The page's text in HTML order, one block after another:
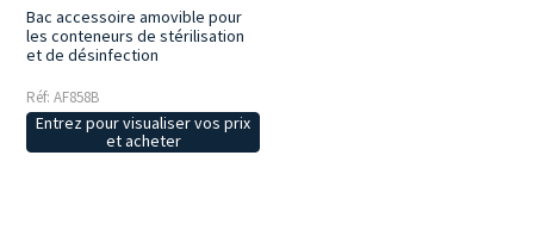
Bac accessoire amovible pour
les conteneurs de stérilisation
et de désinfection
Réf: AF858B
Entrez pour visualiser vos prix
et acheter